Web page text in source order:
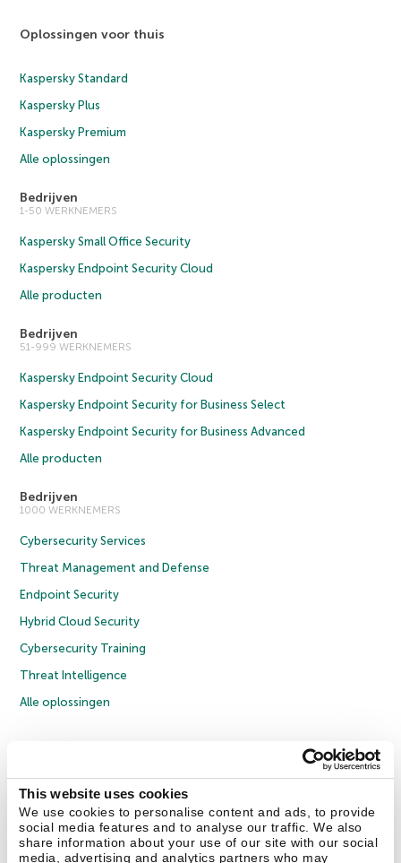
This website uses cookies
We use cookies to personalise content and ads, to provide
social media features and to analyse our traffic. We also
share information about your use of our site with our social
media, advertising and analytics partners who may
Oplossingen voor thuis
Kaspersky Standard
Kaspersky Plus
Kaspersky Premium
Alle oplossingen
Bedrijven
1-50 WERKNEMERS
Kaspersky Small Office Security
Kaspersky Endpoint Security Cloud
Alle producten
Bedrijven
51-999 WERKNEMERS
Kaspersky Endpoint Security Cloud
Kaspersky Endpoint Security for Business Select
Kaspersky Endpoint Security for Business Advanced
Alle producten
Bedrijven
1000 WERKNEMERS
Cybersecurity Services
Threat Management and Defense
Endpoint Security
Hybrid Cloud Security
Cybersecurity Training
Threat Intelligence
Alle oplossingen
Privacybeleid
Licentieovereenkomst B2B
Cookies
Contact Us Over ons Partners Blog Resource Center
Persberichten
Vertrouwen in Kaspersky